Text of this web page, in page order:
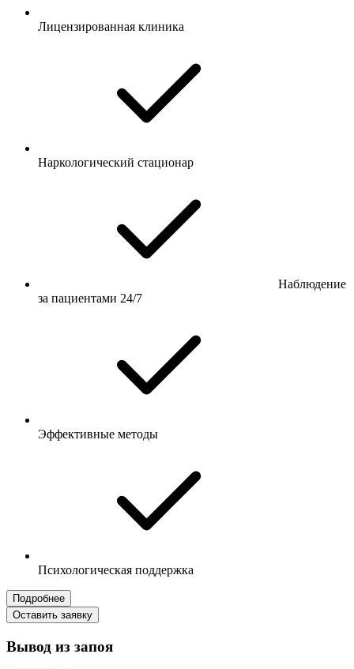
Лицензированная клиника
Наркологический стационар
Наблюдение
за пациентами 24/7
Эффективные методы
Психологическая поддержка
Подробнее
Оставить заявку
Вывод из запоя